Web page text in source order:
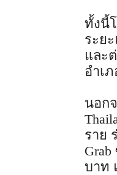
ทั้งนี้
ระย
และ
อำเ
นอก
ราย
บาท